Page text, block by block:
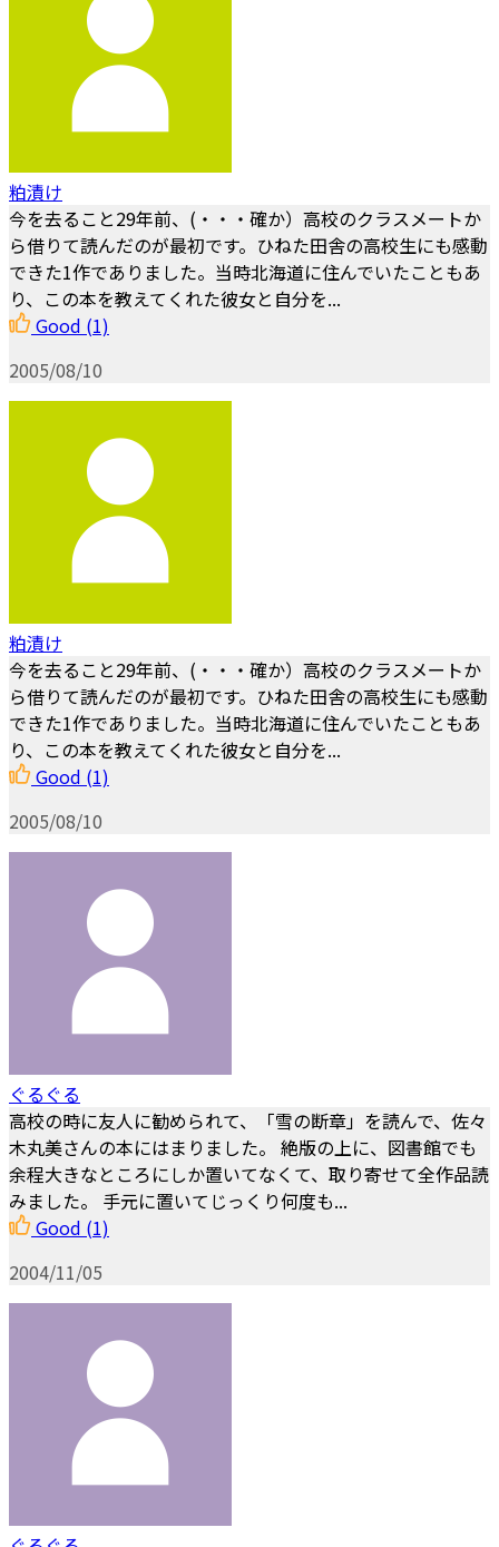
粕漬け
今を去ること29年前、(・・・確か）高校のクラスメートか
ら借りて読んだのが最初です。ひねた田舎の高校生にも感動
できた1作でありました。当時北海道に住んでいたこともあ
り、この本を教えてくれた彼女と自分を...
Good (1)
2005/08/10
粕漬け
今を去ること29年前、(・・・確か）高校のクラスメートか
ら借りて読んだのが最初です。ひねた田舎の高校生にも感動
できた1作でありました。当時北海道に住んでいたこともあ
り、この本を教えてくれた彼女と自分を...
Good (1)
2005/08/10
ぐるぐる
高校の時に友人に勧められて、「雪の断章」を読んで、佐々
木丸美さんの本にはまりました。 絶版の上に、図書館でも
余程大きなところにしか置いてなくて、取り寄せて全作品読
みました。 手元に置いてじっくり何度も...
Good (1)
2004/11/05